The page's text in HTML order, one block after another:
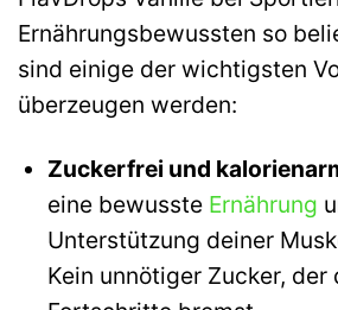
Ernährungsbewussten so
sind einige der wichtigsten
überzeugen werden:
Zuckerfrei und
eine bewusste Ernährung
Unterstützung deiner
Kein unnötiger Zucker, der